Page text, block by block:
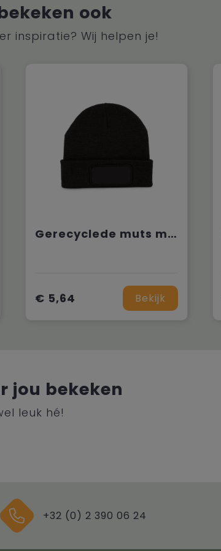
ook
inspiratie? Wij helpen je!
Gerecyclede muts met patch
€ 5,64 Bekijk
jou bekeken
leuk hé!
+32 (0) 2 390 06 24